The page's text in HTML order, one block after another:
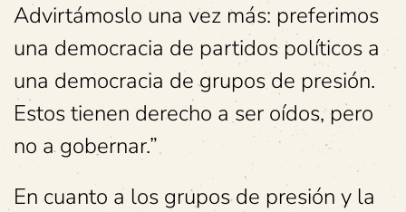
Advirtámoslo una vez más: preferimos
una democracia de partidos políticos a
una democracia de grupos de presión.
Estos tienen derecho a ser oídos, pero
no a gobernar.”
En cuanto a los grupos de presión y la